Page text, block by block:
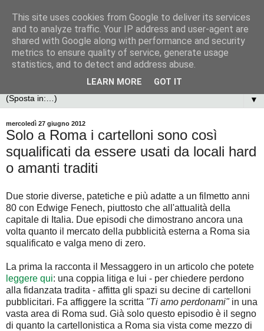
▼
mercoledì 27 giugno 2012
Solo a Roma i cartelloni sono così
squalificati da essere usati da locali hard
o amanti traditi
Due storie diverse, patetiche e più adatte a un filmetto anni
80 con Edwige Fenech, piuttosto che all'attualità della
capitale di Italia. Due episodi che dimostrano ancora una
volta quanto il mercato della pubblicità esterna a Roma sia
squalificato e valga meno di zero.
La prima la racconta il Messaggero in un articolo che potete
leggere qui: una coppia litiga e lui - per chiedere perdono
alla fidanzata tradita - affitta gli spazi su decine di cartelloni
pubblicitari. Fa affiggere la scritta "Ti amo perdonami"in una
vasta area di Roma sud. Già solo questo episodio è il segno
di quanto la cartellonistica a Roma sia vista come mezzo di
This site uses cookies from Google to deliver its services
and to analyze traffic. Your IP address and user-agent are
shared with Google along with performance and security
metrics to ensure quality of service, generate usage
statistics, and to detect and address abuse.
LEARN MORE GOT IT